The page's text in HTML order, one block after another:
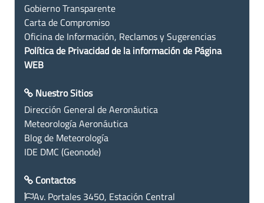
Gobierno Transparente
Carta de Compromiso
Oficina de Información, Reclamos y Sugerencias
Política de Privacidad de la información de Página
WEB
Nuestro Sitios
Dirección General de Aeronáutica
Meteorología Aeronáutica
Blog de Meteorología
IDE DMC (Geonode)
Contactos
Av. Portales 3450, Estación Central